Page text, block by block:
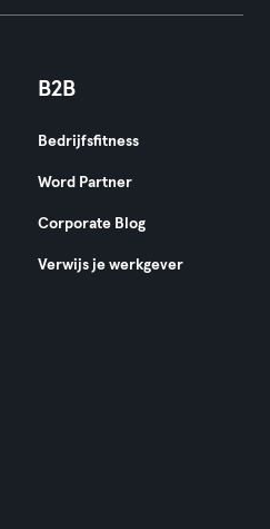
B2B
Bedrijfsfitness
Word Partner
Corporate Blog
Verwijs je werkgever